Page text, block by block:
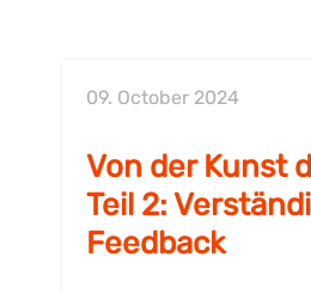
09. October 2024
Von der Kunst
Teil 2:
Feedback